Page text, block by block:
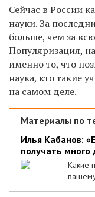
Сейчас в России
науки. За
больше, чем за
Популяризация,
именно то, что
наука, кто такие
на самом деле.
Материалы по
Илья Кабанов:
получать много
Какие